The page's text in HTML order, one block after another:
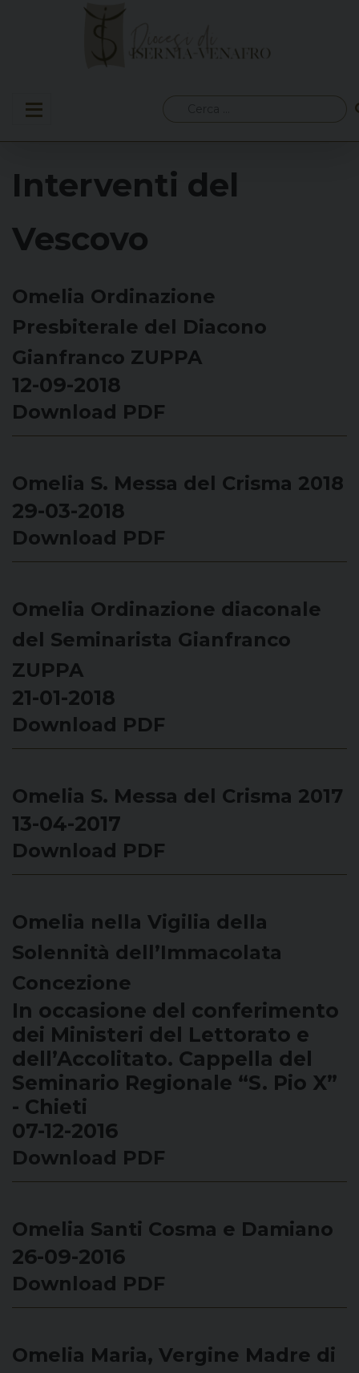
per:
Interventi del
Vescovo
Omelia Ordinazione
Presbiterale del Diacono
Gianfranco ZUPPA
12-09-2018
Download PDF
Omelia S. Messa del Crisma 2018
29-03-2018
Download PDF
Omelia Ordinazione diaconale
del Seminarista Gianfranco
ZUPPA
21-01-2018
Download PDF
Omelia S. Messa del Crisma 2017
13-04-2017
Download PDF
Omelia nella Vigilia della
Solennità dell’Immacolata
Concezione
In occasione del conferimento
dei Ministeri del Lettorato e
dell’Accolitato. Cappella del
Seminario Regionale “S. Pio X”
- Chieti
07-12-2016
Download PDF
Omelia Santi Cosma e Damiano
26-09-2016
Download PDF
Omelia Maria, Vergine Madre di